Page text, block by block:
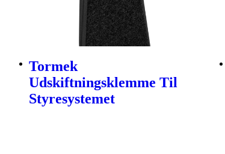
Tormek
Udskiftningsklemme Til
Styresystemet